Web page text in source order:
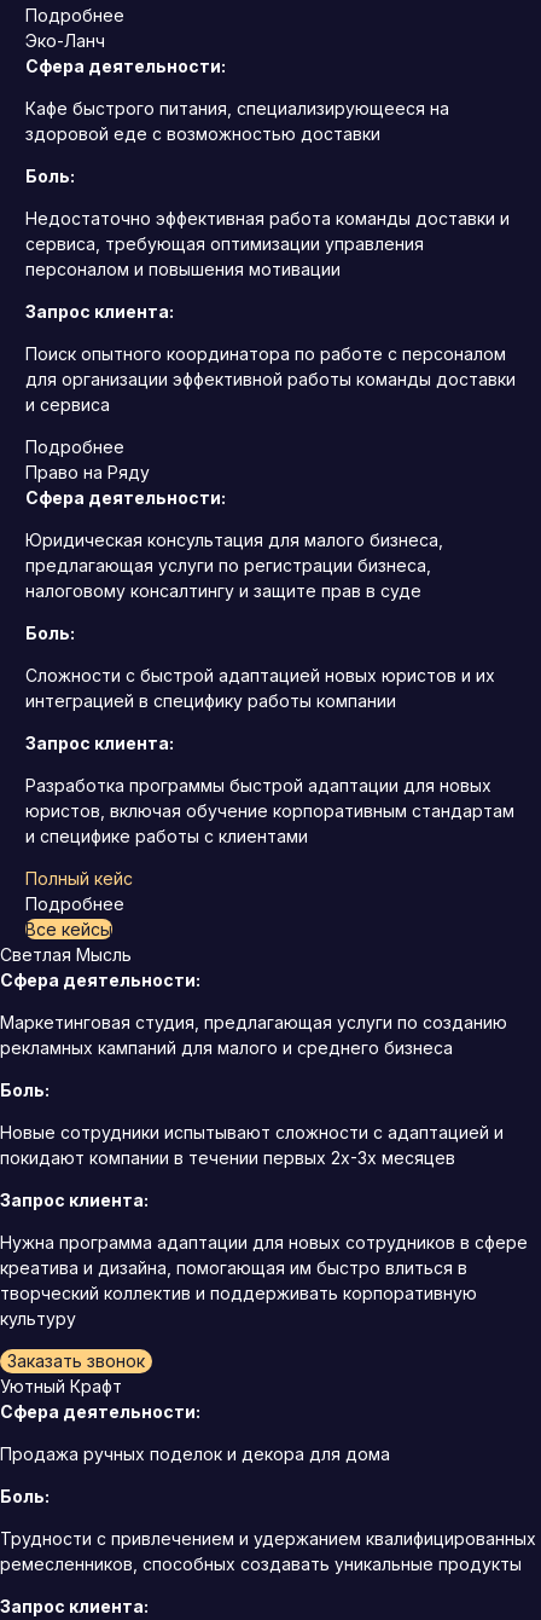
Подробнее
Эко-Ланч
Сфера деятельности:
Кафе быстрого питания, специализирующееся на
здоровой еде с возможностью доставки
Боль:
Недостаточно эффективная работа команды доставки и
сервиса, требующая оптимизации управления
персоналом и повышения мотивации
Запрос клиента:
Поиск опытного координатора по работе с персоналом
для организации эффективной работы команды доставки
и сервиса
Подробнее
Право на Ряду
Сфера деятельности:
Юридическая консультация для малого бизнеса,
предлагающая услуги по регистрации бизнеса,
налоговому консалтингу и защите прав в суде
Боль:
Сложности с быстрой адаптацией новых юристов и их
интеграцией в специфику работы компании
Запрос клиента:
Разработка программы быстрой адаптации для новых
юристов, включая обучение корпоративным стандартам
и специфике работы с клиентами
Полный кейс
Подробнее
Все кейсы
Светлая Мысль
Сфера деятельности:
Маркетинговая студия, предлагающая услуги по созданию
рекламных кампаний для малого и среднего бизнеса
Боль:
Новые сотрудники испытывают сложности с адаптацией и
покидают компании в течении первых 2х-3х месяцев
Запрос клиента:
Нужна программа адаптации для новых сотрудников в сфере
креатива и дизайна, помогающая им быстро влиться в
творческий коллектив и поддерживать корпоративную
культуру
Заказать звонок
Уютный Крафт
Сфера деятельности:
Продажа ручных поделок и декора для дома
Боль:
Трудности с привлечением и удержанием квалифицированных
ремесленников, способных создавать уникальные продукты
Запрос клиента: